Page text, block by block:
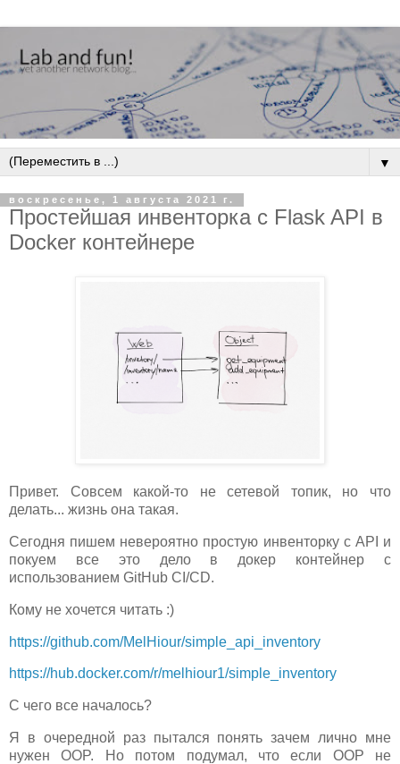
▼
воскресенье, 1 августа 2021 г.
Простейшая инвенторка с Flask API в
Docker контейнере
Привет. Совсем какой-то не сетевой топик, но что
делать... жизнь она такая.
Сегодня пишем невероятно простую инвенторку с API и
покуем все это дело в докер контейнер с
использованием GitHub CI/CD.
Кому не хочется читать :)
https://github.com/MelHiour/simple_api_inventory
https://hub.docker.com/r/melhiour1/simple_inventory
С чего все началось?
Я в очередной раз пытался понять зачем лично мне
нужен OOP. Но потом подумал, что если OOP не